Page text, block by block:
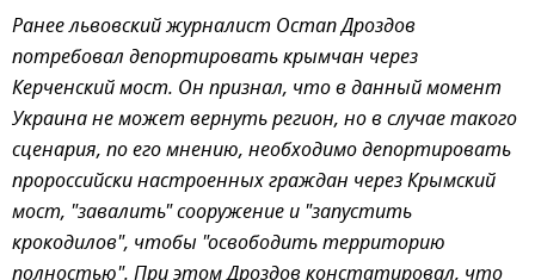
Ранее львовский журналист Остап Дроздов
потребовал депортировать крымчан через
Керченский мост. Он признал, что в данный момент
Украина не может вернуть регион, но в случае такого
сценария, по его мнению, необходимо депортировать
пророссийски настроенных граждан через Крымский
мост, "завалить" сооружение и "запустить
крокодилов", чтобы "освободить территорию